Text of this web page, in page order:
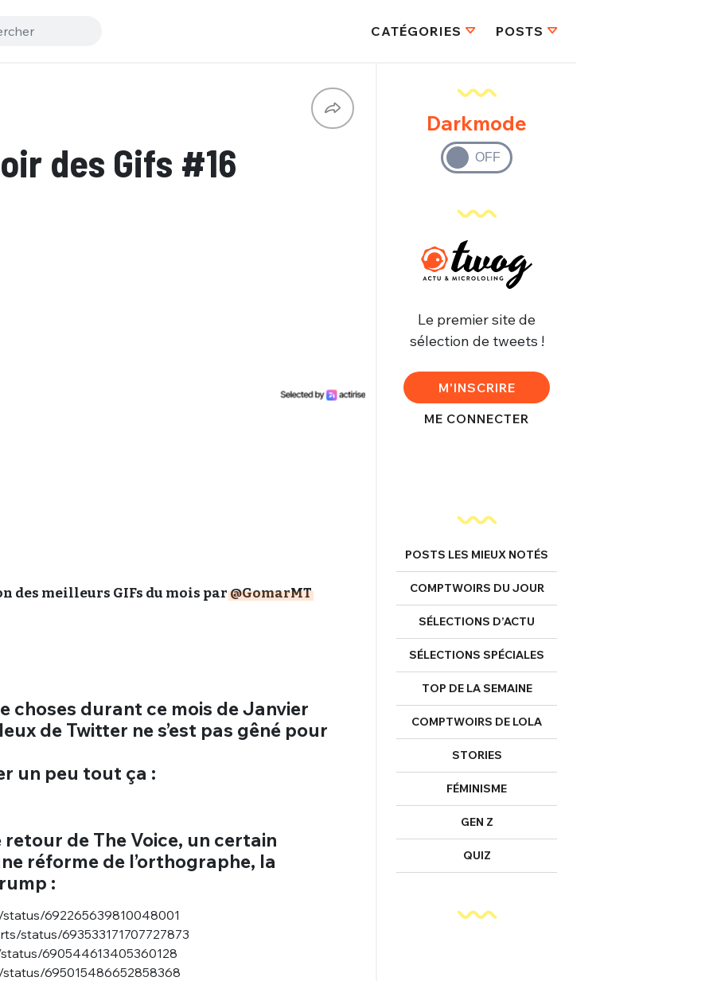
CATÉGORIES POSTS
des Gifs #16
des meilleurs GIFs du mois par@GomarMT
choses durant ce mois de Janvier
de Twitter ne s’est pas gêné pour
un peu tout ça :
de The Voice, un certain
réforme de l’orthographe, la
:
692265639810048001
status/693533171707727873
690544613405360128
695015486652858368
Darkmode
Le premier site de
sélection de tweets !
M'INSCRIRE
ME CONNECTER
POSTS LES MIEUX NOTÉS
COMPTWOIRS DU JOUR
SÉLECTIONS D’ACTU
SÉLECTIONS SPÉCIALES
TOP DE LA SEMAINE
COMPTWOIRS DE LOLA
STORIES
FÉMINISME
GEN Z
QUIZ